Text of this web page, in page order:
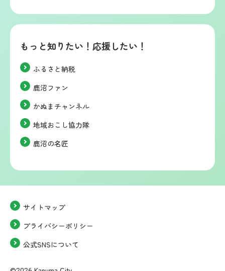
もっと知りたい！応援したい！
ふるさと納税
鹿沼ファン
かぬまチャンネル
地域おこし協力隊
鹿沼の名匠
サイトマップ
プライバシーポリシー
公式SNSについて